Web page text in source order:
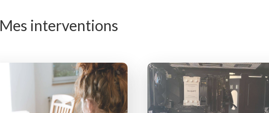
Mes interventions